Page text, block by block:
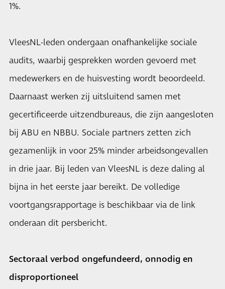
1%.
VleesNL-leden ondergaan onafhankelijke sociale
audits, waarbij gesprekken worden gevoerd met
medewerkers en de huisvesting wordt beoordeeld.
Daarnaast werken zij uitsluitend samen met
gecertificeerde uitzendbureaus, die zijn aangesloten
bij ABU en NBBU. Sociale partners zetten zich
gezamenlijk in voor 25% minder arbeidsongevallen
in drie jaar. Bij leden van VleesNL is deze daling al
bijna in het eerste jaar bereikt. De volledige
voortgangsrapportage is beschikbaar via de link
onderaan dit persbericht.
Sectoraal verbod ongefundeerd, onnodig en
disproportioneel